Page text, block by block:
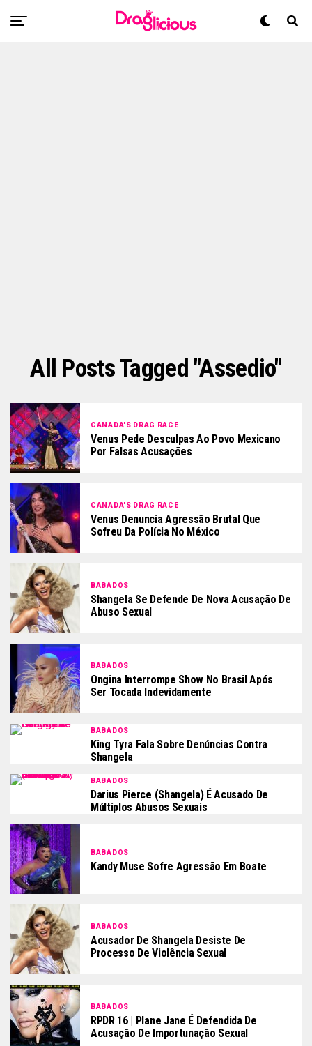
All Posts Tagged "assedio"
CANADA'S DRAG RACE
Venus Pede Desculpas Ao Povo Mexicano
Por Falsas Acusações
CANADA'S DRAG RACE
Venus Denuncia Agressão Brutal Que
Sofreu Da Polícia No México
BABADOS
Shangela Se Defende De Nova Acusação De
Abuso Sexual
BABADOS
Ongina Interrompe Show No Brasil Após
Ser Tocada Indevidamente
BABADOS
King Tyra Fala Sobre Denúncias Contra
Shangela
BABADOS
Darius Pierce (Shangela) É Acusado De
Múltiplos Abusos Sexuais
BABADOS
Kandy Muse Sofre Agressão Em Boate
BABADOS
Acusador De Shangela Desiste De
Processo De Violência Sexual
BABADOS
RPDR 16 | Plane Jane É Defendida De
Acusação De Importunação Sexual